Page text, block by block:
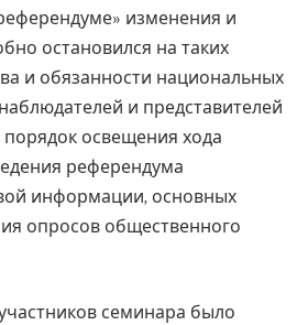
изменения и
остановился на таких
и обязанности национальных
и представителей
освещения хода
референдума
информации, основных
опросов общественного
семинара было